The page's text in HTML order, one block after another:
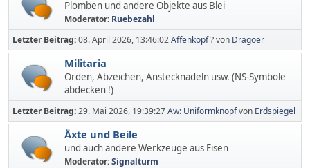
Plomben und andere Objekte aus Blei
Moderator: Ruebezahl
Letzter Beitrag:08. April 2026, 13:46:02Affenkopf ?von Dragoer
Militaria
Orden, Abzeichen, Anstecknadeln usw. (NS-Symbole
abdecken !)
Letzter Beitrag:29. Mai 2026, 19:39:27Aw: Uniformknopfvon Erdspiegel
Äxte und Beile
und auch andere Werkzeuge aus Eisen
Moderator:Signalturm